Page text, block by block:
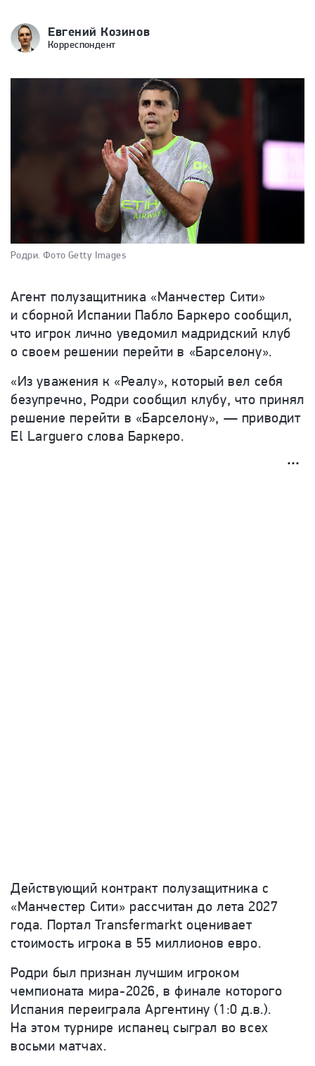
Евгений Козинов
Корреспондент
Родри. Фото Getty Images
Агент полузащитника «Манчестер Сити»
и сборной Испании Пабло Баркеро сообщил,
что игрок лично уведомил мадридский клуб
о своем решении перейти в «Барселону».
«Из уважения к «Реалу», который вел себя
безупречно, Родри сообщил клубу, что принял
решение перейти в «Барселону», — приводит
El Larguero слова Баркеро.
Действующий контракт полузащитника с
«Манчестер Сити» рассчитан до лета 2027
года. Портал Transfermarkt оценивает
стоимость игрока в 55 миллионов евро.
Родри был признан лучшим игроком
чемпионата мира-2026, в финале которого
Испания переиграла Аргентину (1:0 д.в.).
На этом турнире испанец сыграл во всех
восьми матчах.